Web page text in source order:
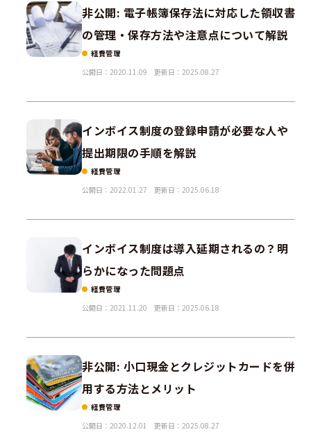
非公開: 電子帳簿保存法に対応した領収書
の管理・保存方法や注意点について解説
経費管理
公開日：2020.11.09
更新日：2025.08.27
インボイス制度の登録申請が必要な人や
提出期限の手順を解説
経費管理
公開日：2022.01.27
更新日：2025.06.18
インボイス制度は導入延期されるの？明
らかになった問題点
経費管理
公開日：2021.11.20
更新日：2025.06.18
非公開: 小口現金とクレジットカードを併
用する方法とメリット
経費管理
公開日：2020.12.01
更新日：2025.08.27